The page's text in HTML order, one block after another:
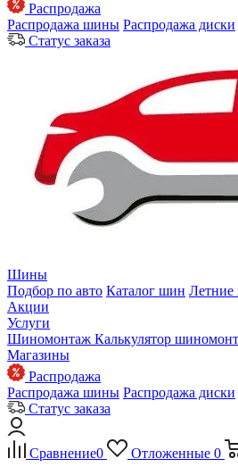
Распродажа
Распродажа шины Распродажа диски
Статус заказа
Шины
Подбор по авто Каталог шин
Акции
Услуги
Шиномонтаж Калькулятор
Магазины
Распродажа
Распродажа шины Распродажа диски
Статус заказа
Сравнение0 Отложенные 0